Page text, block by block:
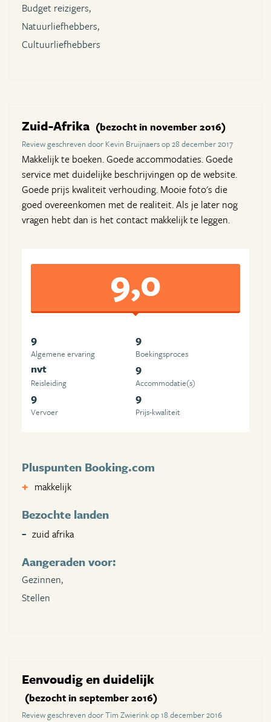
Budget reizigers,
Natuurliefhebbers,
Cultuurliefhebbers
Zuid-Afrika (bezocht in november 2016)
Review geschreven door Kevin Bruijnaers op 28 december 2017
Makkelijk te boeken. Goede accommodaties. Goede
service met duidelijke beschrijvingen op de website.
Goede prijs kwaliteit verhouding. Mooie foto's die
goed overeenkomen met de realiteit. Als je later nog
vragen hebt dan is het contact makkelijk te leggen.
9,0
9
Algemene ervaring
9
Boekingsproces
nvt
Reisleiding
9
Accommodatie(s)
9
Vervoer
9
Prijs-kwaliteit
Pluspunten Booking.com
makkelijk
Bezochte landen
zuid afrika
Aangeraden voor:
Gezinnen,
Stellen
Eenvoudig en duidelijk
(bezocht in september 2016)
Review geschreven door Tim Zwierink op 18 december 2016